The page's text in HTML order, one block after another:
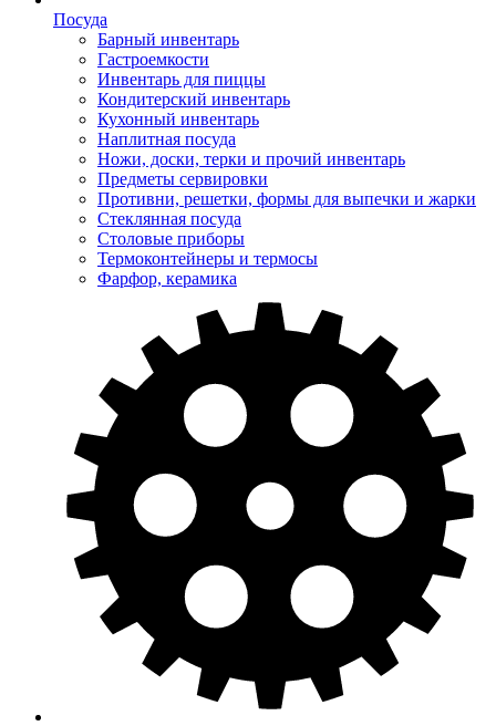
Посуда
Барный инвентарь
Гастроемкости
Инвентарь для пиццы
Кондитерский инвентарь
Кухонный инвентарь
Наплитная посуда
Ножи, доски, терки и прочий инвентарь
Предметы сервировки
Противни, решетки, формы для выпечки и жарки
Стеклянная посуда
Столовые приборы
Термоконтейнеры и термосы
Фарфор, керамика